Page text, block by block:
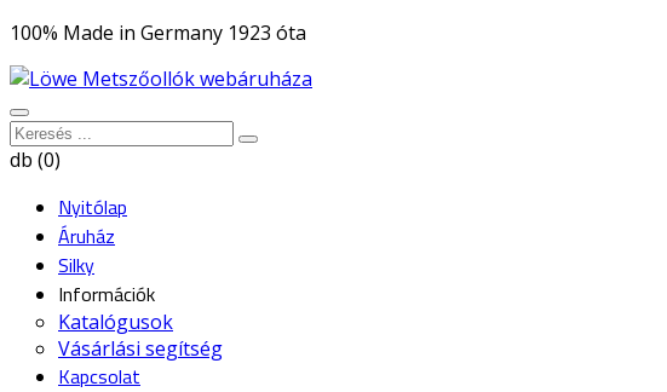
100% Made in Germany 1923 óta
db (0)
Nyitólap
Áruház
Silky
Információk
Katalógusok
Vásárlási segítség
Kapcsolat